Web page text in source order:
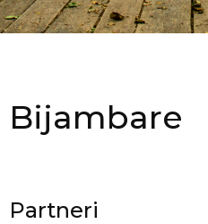
Bijambare
Partneri